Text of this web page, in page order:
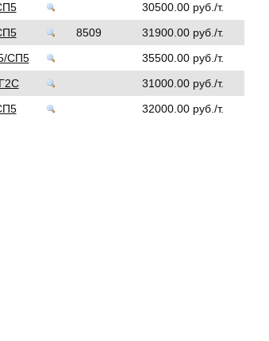
30500.00 руб./т.
8509
31900.00 руб./т.
СП5
35500.00 руб./т.
31000.00 руб./т.
32000.00 руб./т.